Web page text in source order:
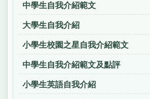
中學生自我介紹範文
大學生自我介紹
小學生校園之星自我介紹範文
中學生自我介紹範文及點評
小學生英語自我介紹